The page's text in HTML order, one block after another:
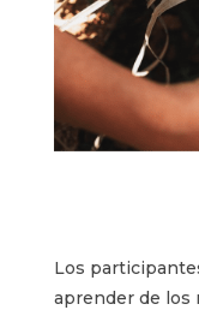
Los
aprender de los